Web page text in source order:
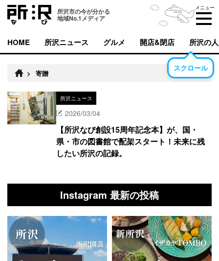
所沢市の今が分かる
地域No.1メディア
メニュー
HOME 所沢ニュース グルメ 開店&閉店 所沢の人
スクロール
> 寄贈
所沢ニュース
2026/03/04
【所沢なび創設15周年記念本】が、国・
県・市の図書館で配架スタート！未来に残
したい所沢の記録。
Instagram 最新の投稿